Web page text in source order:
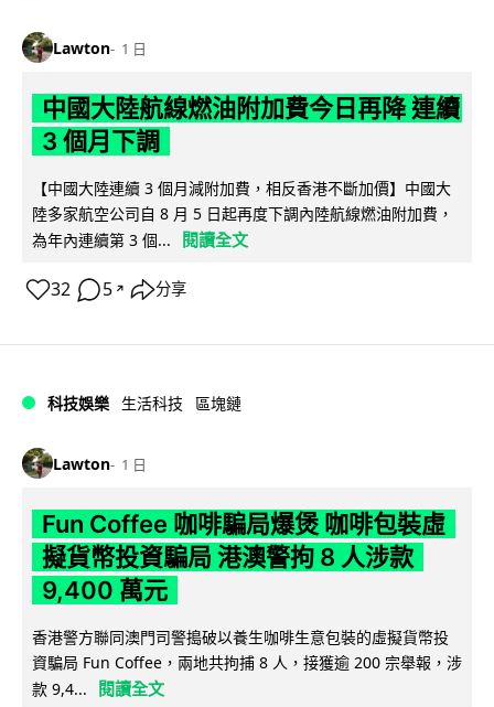
Lawton 1 日
中國大陸航線燃油附加費今日再降 連續
3 個月下調
【中國大陸連續 3 個月減附加費，相反香港不斷加價】中國大
陸多家航空公司自 8 月 5 日起再度下調內陸航線燃油附加費，
為年內連續第 3 個...
閱讀全文
32 5 ↗ 分享
科技娛樂 生活科技 區塊鏈
Lawton 1 日
Fun Coffee 咖啡騙局爆煲 咖啡包裝虛
擬貨幣投資騙局 港澳警拘 8 人涉款
9,400 萬元
香港警方聯同澳門司警搗破以養生咖啡生意包裝的虛擬貨幣投
資騙局 Fun Coffee，兩地共拘捕 8 人，接獲逾 200 宗舉報，涉
款 9,4...
閱讀全文